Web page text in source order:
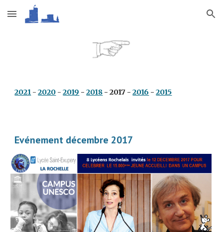
Skip to main content Skip to navigation
2021 - 2020 - 2019 - 2018 - 2017 - 2016 - 2015
Evénement décembre 2017